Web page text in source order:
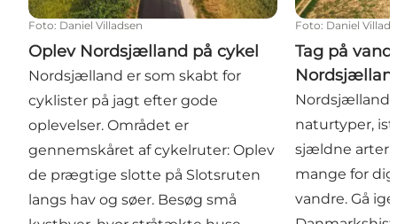
Foto: Daniel Villadsen
Oplev Nordsjælland på cykel
Nordsjælland er som skabt for
cyklister på jagt efter gode
oplevelser. Området er
gennemskåret af cykelruter: Oplev
de prægtige slotte på Slotsruten
langs hav og søer. Besøg små
Foto: Daniel
Tag på
Nordsjælland
naturtyper,
sjældne arter.
mange for
vandre. Gå